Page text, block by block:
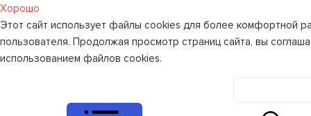
Хорошо
Этот сайт использует файлы cookies для более комфортной
пользователя. Продолжая просмотр страниц сайта, вы
использованием файлов cookies.